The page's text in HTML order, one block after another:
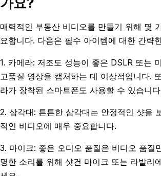
매력적인 부동산 비디오를 만들기 위해 몇
요합니다. 다음은 필수 아이템에 대한 간략
1. 카메라: 저조도 성능이 좋은 DSLR 또는
고품질 영상을 캡처하는 데 이상적입니다.
라가 장착된 스마트폰도 사용할 수 있습니
2. 삼각대: 튼튼한 삼각대는 안정적인 샷을
적인 비디오에 매우 중요합니다.
3. 마이크: 좋은 오디오 품질은 비디오 품질
명한 소리를 위해 샷건 마이크 또는 라발리